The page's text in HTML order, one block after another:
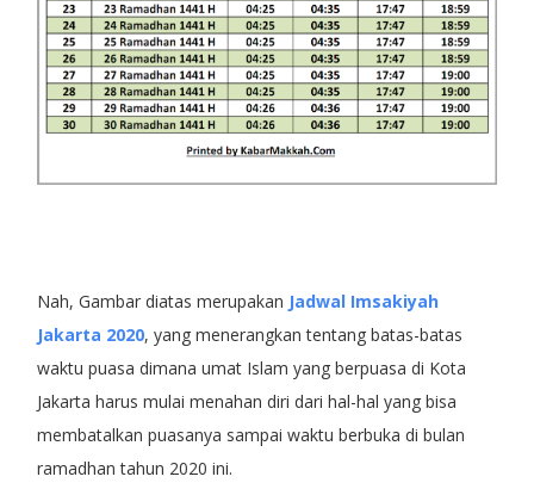
Nah, Gambar diatas merupakan Jadwal Imsakiyah
Jakarta 2020, yang menerangkan tentang batas-batas
waktu puasa dimana umat Islam yang berpuasa di Kota
Jakarta harus mulai menahan diri dari hal-hal yang bisa
membatalkan puasanya sampai waktu berbuka di bulan
ramadhan tahun 2020 ini.